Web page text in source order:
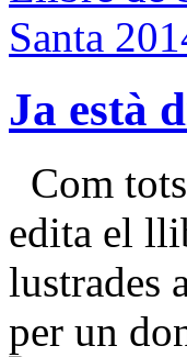
Ja està
Com
edita el
lustrades
per un